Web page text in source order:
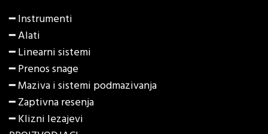
━Instrumenti
━Alati
━Linearni sistemi
━Prenos snage
━Maziva i sistemi podmazivanja
━Zaptivna resenja
━Klizni lezajevi